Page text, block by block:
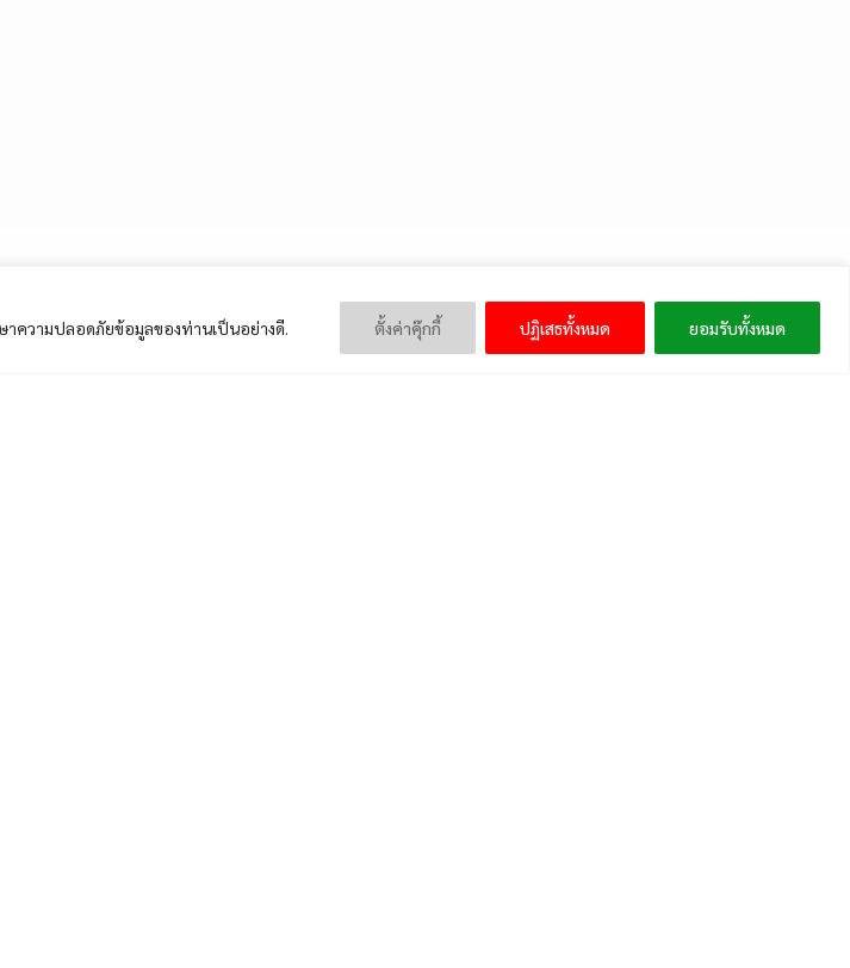
ความปลอดภัยข้อมูลของท่านเป็นอย่างดี. ตั้งค่าคุ๊กกี้ ปฏิเสธทั้งหมด ยอมรับทั้งหมด